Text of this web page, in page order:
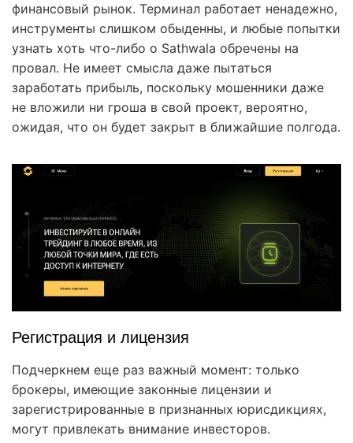
финансовый рынок. Терминал работает ненадежно,
инструменты слишком обыденны, и любые попытки
узнать хоть что-либо о Sathwala обречены на
провал. Не имеет смысла даже пытаться
заработать прибыль, поскольку мошенники даже
не вложили ни гроша в свой проект, вероятно,
ожидая, что он будет закрыт в ближайшие полгода.
Регистрация и лицензия
Подчеркнем еще раз важный момент: только
брокеры, имеющие законные лицензии и
зарегистрированные в признанных юрисдикциях,
могут привлекать внимание инвесторов.